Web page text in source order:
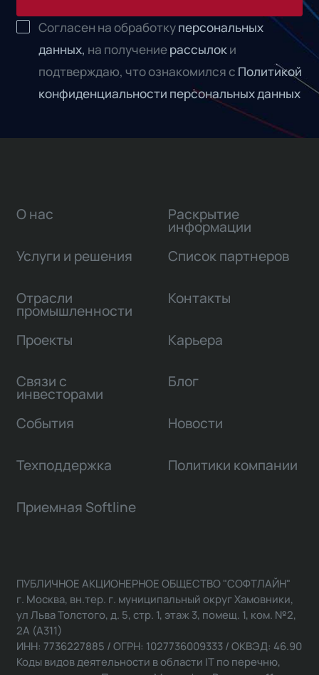
Согласен на обработкуперсональных
данных, на получениерассылоки
подтверждаю, что ознакомился с Политикой
конфиденциальности персональных данных
О нас
Услуги и решения
Отрасли
промышленности
Проекты
Связи с
инвесторами
Раскрытие
информации
Список партнеров
Контакты
Карьера
Блог
События Новости
Техподдержка Политики компании
Приемная Softline
ПУБЛИЧНОЕ АКЦИОНЕРНОЕ ОБЩЕСТВО "СОФТЛАЙН"
г. Москва, вн.тер. г. муниципальный округ Хамовники,
ул Льва Толстого, д. 5, стр. 1, этаж 3, помещ. 1, ком. №2,
2А (А311)
ИНН: 7736227885 / ОГРН: 1027736009333 / ОКВЭД: 46.90
Коды видов деятельности в области IT по перечню,